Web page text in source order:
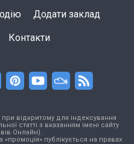
Додати заклад
Контакти
відкритому для індексування
статті з вказанням імені сайту
Онлайн).
публікується на правах